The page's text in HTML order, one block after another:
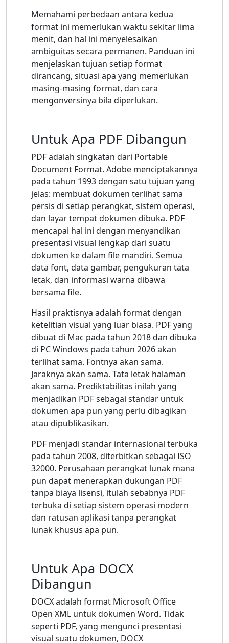
Memahami perbedaan antara kedua
format ini memerlukan waktu sekitar lima
menit, dan hal ini menyelesaikan
ambiguitas secara permanen. Panduan ini
menjelaskan tujuan setiap format
dirancang, situasi apa yang memerlukan
masing-masing format, dan cara
mengonversinya bila diperlukan.
Untuk Apa PDF Dibangun
PDF adalah singkatan dari Portable
Document Format. Adobe menciptakannya
pada tahun 1993 dengan satu tujuan yang
jelas: membuat dokumen terlihat sama
persis di setiap perangkat, sistem operasi,
dan layar tempat dokumen dibuka. PDF
mencapai hal ini dengan menyandikan
presentasi visual lengkap dari suatu
dokumen ke dalam file mandiri. Semua
data font, data gambar, pengukuran tata
letak, dan informasi warna dibawa
bersama file.
Hasil praktisnya adalah format dengan
ketelitian visual yang luar biasa. PDF yang
dibuat di Mac pada tahun 2018 dan dibuka
di PC Windows pada tahun 2026 akan
terlihat sama. Fontnya akan sama.
Jaraknya akan sama. Tata letak halaman
akan sama. Prediktabilitas inilah yang
menjadikan PDF sebagai standar untuk
dokumen apa pun yang perlu dibagikan
atau dipublikasikan.
PDF menjadi standar internasional terbuka
pada tahun 2008, diterbitkan sebagai ISO
32000. Perusahaan perangkat lunak mana
pun dapat menerapkan dukungan PDF
tanpa biaya lisensi, itulah sebabnya PDF
terbuka di setiap sistem operasi modern
dan ratusan aplikasi tanpa perangkat
lunak khusus apa pun.
Untuk Apa DOCX
Dibangun
DOCX adalah format Microsoft Office
Open XML untuk dokumen Word. Tidak
seperti PDF, yang mengunci presentasi
visual suatu dokumen, DOCX